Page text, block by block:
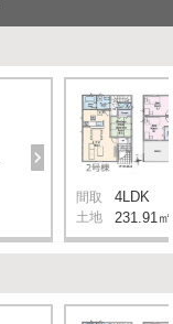
間取 4LDK
土地 231.91㎡